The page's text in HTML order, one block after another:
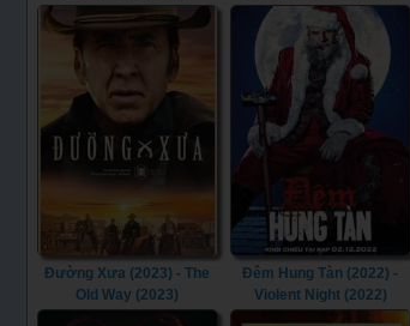
Games: Catching Fire
Four: Rise of the Silver
Surfer (2007)
Đường Xưa (2023) - The
Old Way (2023)
Đêm Hung Tàn (2022) -
Violent Night (2022)